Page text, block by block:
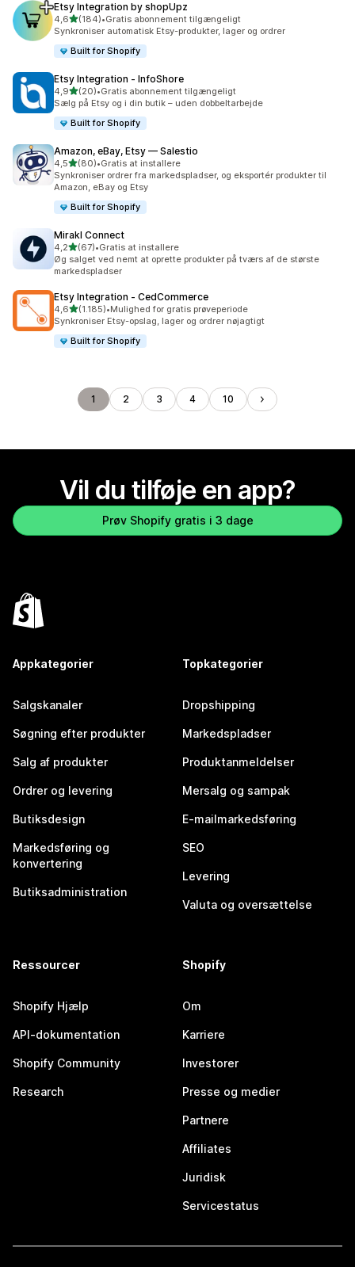
Etsy Integration by shopUpz
4,6ud af 5 stjerner
(184)
184 anmeldelser i alt
•Gratis abonnement tilgængeligt
Synkroniser automatisk Etsy-produkter, lager og ordrer
Built for Shopify
Etsy Integration ‑ InfoShore
4,9ud af 5 stjerner
(20)
20 anmeldelser i alt
•Gratis abonnement tilgængeligt
Sælg på Etsy og i din butik – uden dobbeltarbejde
Built for Shopify
Amazon, eBay, Etsy — Salestio
4,5ud af 5 stjerner
(80)
80 anmeldelser i alt
•Gratis at installere
Synkroniser ordrer fra markedspladser, og eksportér produkter til
Amazon, eBay og Etsy
Built for Shopify
Mirakl Connect
4,2ud af 5 stjerner
(67)
67 anmeldelser i alt
•Gratis at installere
Øg salget ved nemt at oprette produkter på tværs af de største
markedspladser
Etsy Integration ‑ CedCommerce
4,6ud af 5 stjerner
(1.185)
1185 anmeldelser i alt
•Mulighed for gratis prøveperiode
Synkroniser Etsy-opslag, lager og ordrer nøjagtigt
Built for Shopify
1 2 3 4 10
Vil du tilføje en app?
Prøv Shopify gratis i 3 dage
Appkategorier
Salgskanaler
Søgning efter produkter
Salg af produkter
Ordrer og levering
Butiksdesign
Markedsføring og
konvertering
Butiksadministration
Topkategorier
Dropshipping
Markedspladser
Produktanmeldelser
Mersalg og sampak
E-mailmarkedsføring
SEO
Levering
Valuta og oversættelse
Ressourcer
Shopify Hjælp
API-dokumentation
Shopify Community
Research
Shopify
Om
Karriere
Investorer
Presse og medier
Partnere
Affiliates
Juridisk
Servicestatus